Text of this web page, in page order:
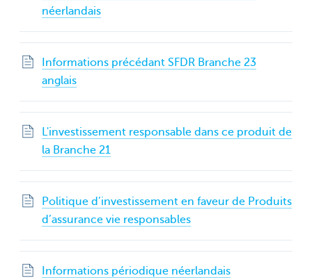
néerlandais
Informations précédant SFDR Branche 23
anglais
L'investissement responsable dans ce produit de
la Branche 21
Politique d’investissement en faveur de Produits
d’assurance vie responsables
Informations périodique néerlandais